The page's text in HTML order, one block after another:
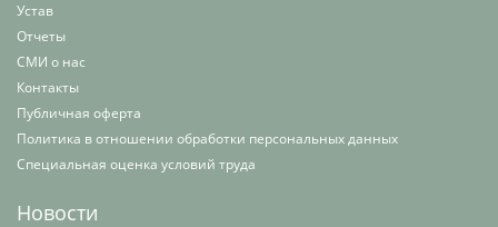
Устав
Отчеты
СМИ о нас
Контакты
Публичная оферта
Политика в отношении обработки персональных данных
Специальная оценка условий труда
Новости